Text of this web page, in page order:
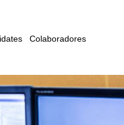
Colaboradores